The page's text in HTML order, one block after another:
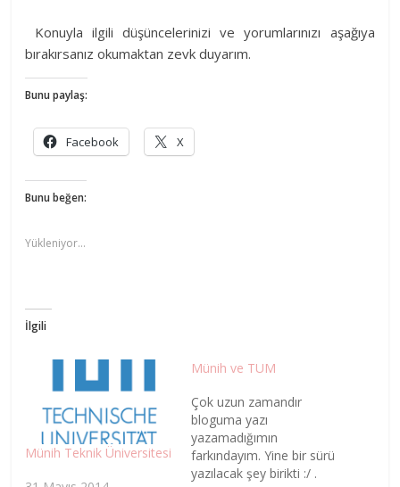
Konuyla ilgili düşüncelerinizi ve yorumlarınızı aşağıya
bırakırsanız okumaktan zevk duyarım.
Bunu paylaş:
Facebook X
Bunu beğen:
Yükleniyor...
İlgili
Münih Teknik Üniversitesi
Münih ve TUM
Çok uzun zamandır
bloguma yazı
yazamadığımın
farkındayım. Yine bir sürü
yazılacak şey birikti :/ .